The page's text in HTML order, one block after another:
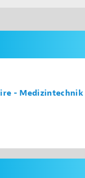
- Medizintechnik